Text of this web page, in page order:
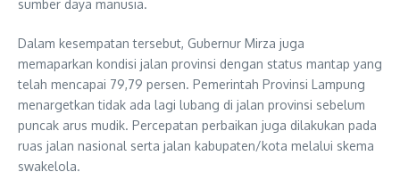
sumber daya manusia.
Dalam kesempatan tersebut, Gubernur Mirza juga
memaparkan kondisi jalan provinsi dengan status mantap yang
telah mencapai 79,79 persen. Pemerintah Provinsi Lampung
menargetkan tidak ada lagi lubang di jalan provinsi sebelum
puncak arus mudik. Percepatan perbaikan juga dilakukan pada
ruas jalan nasional serta jalan kabupaten/kota melalui skema
swakelola.